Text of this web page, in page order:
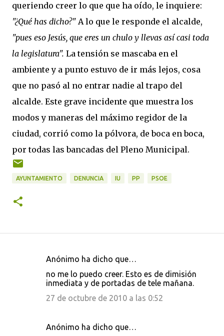
queriendo creer lo que que ha oído, le inquiere:
"¿Qué has dicho?" A lo que le responde el alcalde,
"pues eso Jesús, que eres un chulo y llevas así casi toda
la legislatura". La tensión se mascaba en el
ambiente y a punto estuvo de ir más lejos, cosa
que no pasó al no entrar nadie al trapo del
alcalde. Este grave incidente que muestra los
modos y maneras del máximo regidor de la
ciudad, corrió como la pólvora, de boca en boca,
por todas las bancadas del Pleno Municipal.
AYUNTAMIENTO DENUNCIA IU PP PSOE
Anónimo ha dicho que…
no me lo puedo creer. Esto es de dimisión
inmediata y de portadas de tele mañana.
27 de octubre de 2010 a las 0:52
Anónimo ha dicho que…